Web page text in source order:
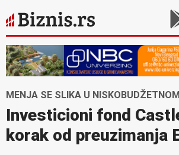
MENJA SE SLIKA U
Investicioni fond
korak od preuzimanja